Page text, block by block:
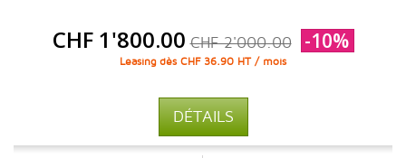
CHF 1'800.00 CHF 2'000.00 -10%
Leasing dès CHF 36.90 HT / mois
DÉTAILS